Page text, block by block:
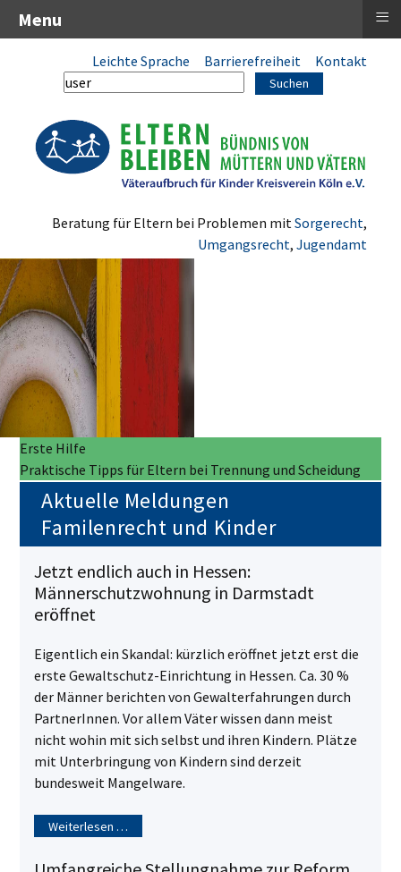
Leichte Sprache Barrierefreiheit Kontakt
Suchen
Beratung für Eltern bei Problemen mit Sorgerecht,
Umgangsrecht, Jugendamt
Erste Hilfe
Praktische Tipps für Eltern bei Trennung und Scheidung
Aktuelle Meldungen
Familenrecht und Kinder
Jetzt endlich auch in Hessen:
Männerschutzwohnung in Darmstadt
eröffnet
Eigentlich ein Skandal: kürzlich eröffnet jetzt erst die
erste Gewaltschutz-Einrichtung in Hessen. Ca. 30 %
der Männer berichten von Gewalterfahrungen durch
PartnerInnen. Vor allem Väter wissen dann meist
nicht wohin mit sich selbst und ihren Kindern. Plätze
mit Unterbringung von Kindern sind derzeit
bundesweit Mangelware.
Weiterlesen …
Menu ≡